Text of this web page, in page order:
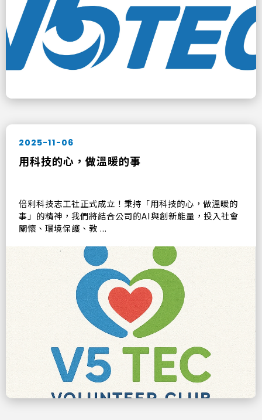
2025-11-06
用科技的心，做溫暖的事
倍利科技志工社正式成立！秉持「用科技的心，做溫暖的
事」的精神，我們將結合公司的AI與創新能量，投入社會
關懷、環境保護、教 ...